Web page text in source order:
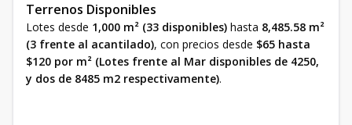
Terrenos Disponibles
Lotes desde 1,000 m² (33 disponibles) hasta 8,485.58 m²
(3 frente al acantilado), con precios desde $65 hasta
$120 por m² (Lotes frente al Mar disponibles de 4250,
y dos de 8485 m2 respectivamente).